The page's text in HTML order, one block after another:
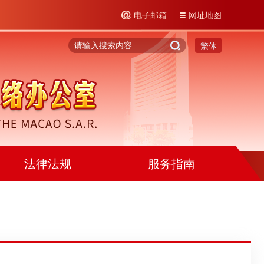
电子邮箱 网址地图
繁体
法律法规 服务指南